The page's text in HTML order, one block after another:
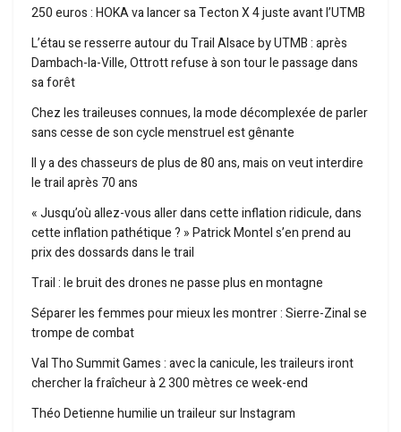
250 euros : HOKA va lancer sa Tecton X 4 juste avant l’UTMB
L’étau se resserre autour du Trail Alsace by UTMB : après
Dambach-la-Ville, Ottrott refuse à son tour le passage dans
sa forêt
Chez les traileuses connues, la mode décomplexée de parler
sans cesse de son cycle menstruel est gênante
Il y a des chasseurs de plus de 80 ans, mais on veut interdire
le trail après 70 ans
« Jusqu’où allez-vous aller dans cette inflation ridicule, dans
cette inflation pathétique ? » Patrick Montel s’en prend au
prix des dossards dans le trail
Trail : le bruit des drones ne passe plus en montagne
Séparer les femmes pour mieux les montrer : Sierre-Zinal se
trompe de combat
Val Tho Summit Games : avec la canicule, les traileurs iront
chercher la fraîcheur à 2 300 mètres ce week-end
Théo Detienne humilie un traileur sur Instagram